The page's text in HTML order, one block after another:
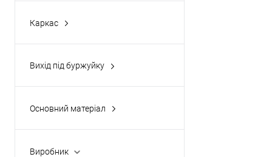
Каркас
Вихід під буржуйку
Основний матеріал
Виробник